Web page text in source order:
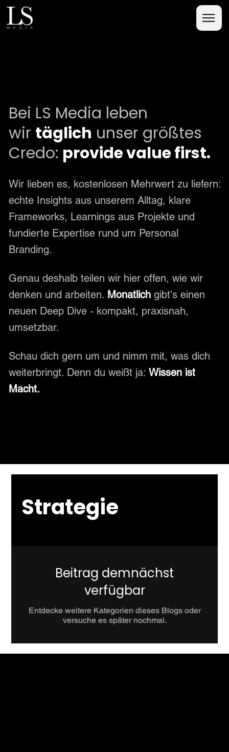
Bei LS Media leben
wir täglich unser größtes
Credo: provide value first.
Wir lieben es, kostenlosen Mehrwert zu liefern:
echte Insights aus unserem Alltag, klare
Frameworks, Learnings aus Projekte und
fundierte Expertise rund um Personal
Branding.
Genau deshalb teilen wir hier offen, wie wir
denken und arbeiten. Monatlichgibt's einen
neuen Deep Dive - kompakt, praxisnah,
umsetzbar.
Schau dich gern um und nimm mit, was dich
weiterbringt. Denn du weißt ja:Wissen ist
Macht.
Strategie
Beitrag demnächst
verfügbar
Entdecke weitere Kategorien dieses Blogs oder
versuche es später nochmal.